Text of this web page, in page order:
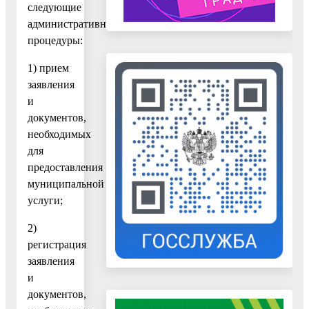
следующие
административные
процедуры:
1) прием
заявления
и
документов,
необходимых
для
предоставления
муниципальной
услуги;
2)
регистрация
заявления
и
документов,